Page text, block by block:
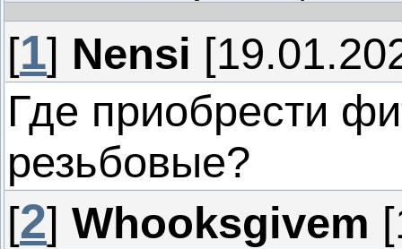
[1] Nensi
Где приобрести
резьбовые?
[2] Whooksgivem